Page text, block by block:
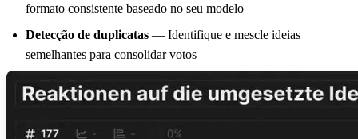
formato consistente baseado no seu modelo
Detecção de duplicatas — Identifique e mescle ideias
semelhantes para consolidar votos